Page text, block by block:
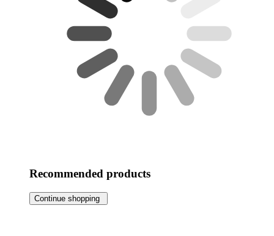
Recommended products
Continue shopping